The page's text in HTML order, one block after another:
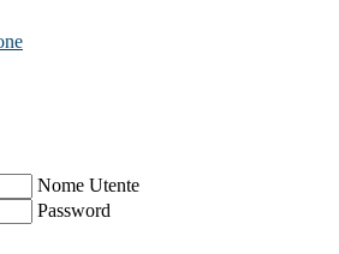
Nome Utente
Password